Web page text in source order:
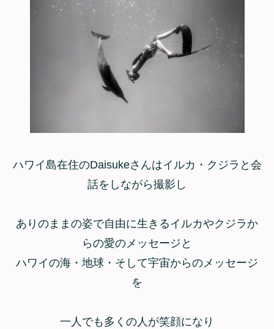
ハワイ島在住のDaisukeさんはイルカ・クジラと会
話をしながら撮影し
ありのままの姿で自由に生きるイルカやクジラか
らの愛のメッセージと
ハワイの海・地球・そして宇宙からのメッセージ
を
一人でも多くの人が笑顔になり